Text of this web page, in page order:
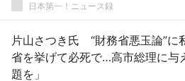
日本第一！ニュース録
片山さつき氏 “財務省悪玉論”に
省を挙げて必死で…高市総理に与
題を」